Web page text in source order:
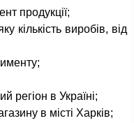
продукції;
кількість виробів, від
регіон в Україні;
в місті Харків;